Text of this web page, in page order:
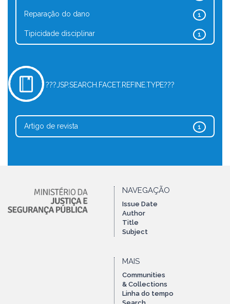
1
Reparação do dano
1
Tipicidade disciplinar
???JSP.SEARCH.FACET.REFINE.TYPE???
1
Artigo de revista
NAVEGAÇÃO
Issue Date
Author
Title
Subject
MAIS
Communities
& Collections
Linha do tempo